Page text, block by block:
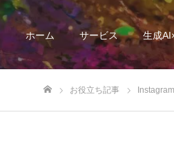
ホーム サービス 生成
お役立ち記事 Instagram